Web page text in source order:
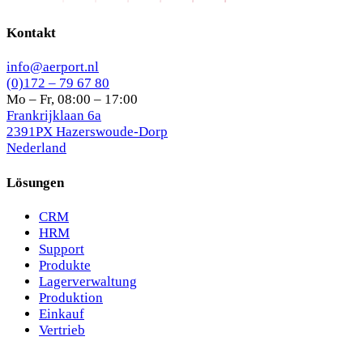
Kontakt
info@aerport.nl
(0)172 – 79 67 80
Mo – Fr, 08:00 – 17:00
Frankrijklaan 6a
2391PX Hazerswoude-Dorp
Nederland
Lösungen
CRM
HRM
Support
Produkte
Lagerverwaltung
Produktion
Einkauf
Vertrieb